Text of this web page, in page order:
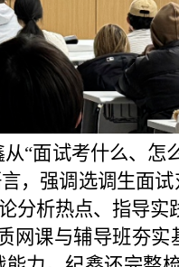
从“面试考什么、怎
，强调选调生面
分析热点、指导实
网课与辅导班夯